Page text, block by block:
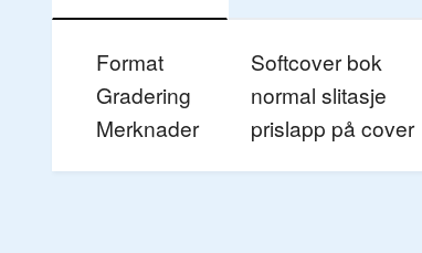
Format
Softcover bok
Gradering
normal slitasje
Merknader
prislapp på cover